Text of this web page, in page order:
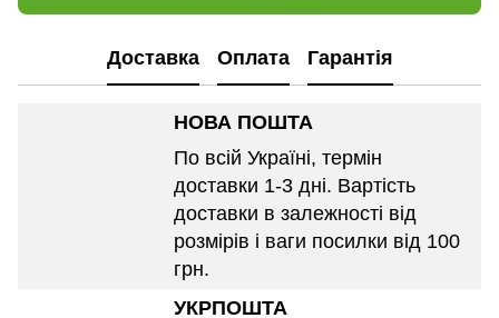
Доставка Оплата Гарантія
НОВА ПОШТА
По всій Україні, термін
доставки 1-3 дні. Вартість
доставки в залежності від
розмірів і ваги посилки від 100
грн.
УКРПОШТА